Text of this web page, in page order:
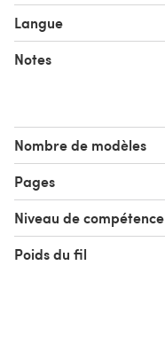
Langue
Notes
Nombre de modèles
Pages
Niveau de compétence
Poids du fil